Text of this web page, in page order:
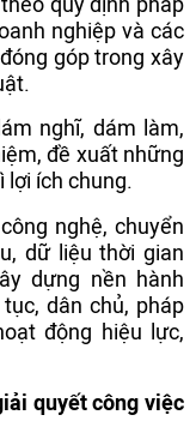
nghiệp và các
góp trong xây
nghĩ, dám làm,
đề xuất những
lợi ích chung.
nghệ, chuyển
dữ liệu thời gian
dựng nền hành
dân chủ, pháp
động hiệu lực,
quyết công việc